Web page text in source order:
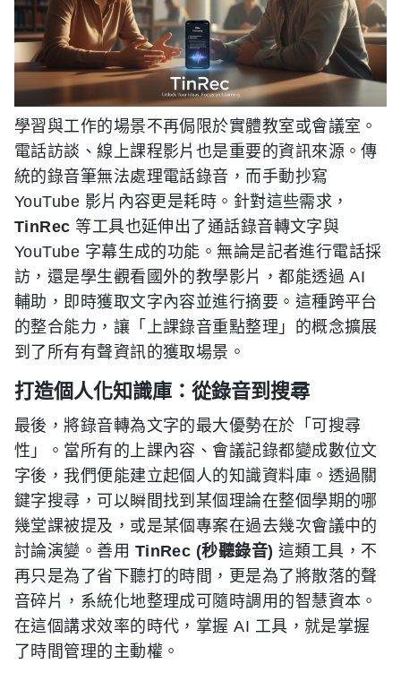
學習與工作的場景不再侷限於實體教室或會議室。
電話訪談、線上課程影片也是重要的資訊來源。傳
統的錄音筆無法處理電話錄音，而手動抄寫
YouTube 影片內容更是耗時。針對這些需求，
TinRec 等工具也延伸出了通話錄音轉文字與
YouTube 字幕生成的功能。無論是記者進行電話採
訪，還是學生觀看國外的教學影片，都能透過 AI
輔助，即時獲取文字內容並進行摘要。這種跨平台
的整合能力，讓「上課錄音重點整理」的概念擴展
到了所有有聲資訊的獲取場景。
打造個人化知識庫：從錄音到搜尋
最後，將錄音轉為文字的最大優勢在於「可搜尋
性」。當所有的上課內容、會議記錄都變成數位文
字後，我們便能建立起個人的知識資料庫。透過關
鍵字搜尋，可以瞬間找到某個理論在整個學期的哪
幾堂課被提及，或是某個專案在過去幾次會議中的
討論演變。善用 TinRec (秒聽錄音) 這類工具，不
再只是為了省下聽打的時間，更是為了將散落的聲
音碎片，系統化地整理成可隨時調用的智慧資本。
在這個講求效率的時代，掌握 AI 工具，就是掌握
了時間管理的主動權。